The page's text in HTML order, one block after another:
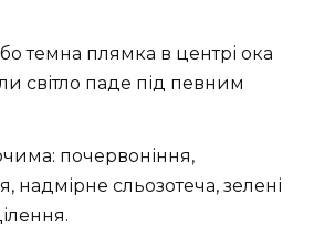
темна плямка в центрі ока
світло паде під певним
почервоніння,
надмірне сльозотеча, зелені